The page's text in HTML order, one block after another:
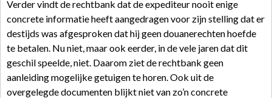
Verder vindt de rechtbank dat de expediteur nooit enige
concrete informatie heeft aangedragen voor zijn stelling dat er
destijds was afgesproken dat hij geen douanerechten hoefde
te betalen. Nu niet, maar ook eerder, in de vele jaren dat dit
geschil speelde, niet. Daarom ziet de rechtbank geen
aanleiding mogelijke getuigen te horen. Ook uit de
overgelegde documenten blijkt niet van zo’n concrete